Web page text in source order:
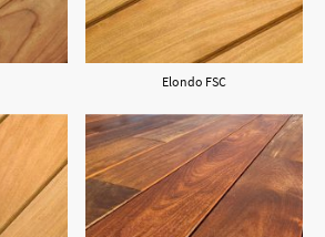
Elondo FSC